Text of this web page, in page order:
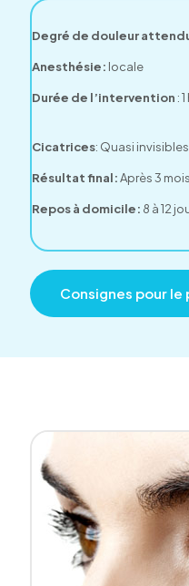
Degré de douleur
Anesthésie: locale
Durée de l’intervention :
Cicatrices: Quasi
Résultat final:Après 3 mois
Repos à domicile: 8 à 12
Consignes pour le